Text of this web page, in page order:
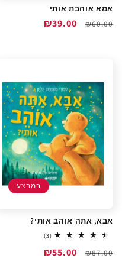
אמא אוהבת אותי
מחיר
₪60.00
מחיר
₪39.00
במבצע
אבא, אתה אוהב אותי?
(3)
3
reviews
מחיר
₪87.00
מחיר
₪55.00